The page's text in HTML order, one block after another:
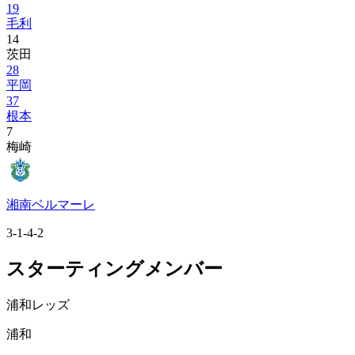
19
毛利
14
茨田
28
平岡
37
根本
7
梅崎
湘南ベルマーレ
3-1-4-2
スターティングメンバー
浦和レッズ
浦和